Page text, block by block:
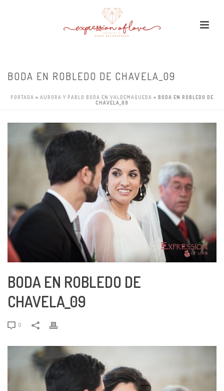
BODA EN ROBLEDO DE CHAVELA_09
PORTADA » AURORA Y PABLO BODA EN VALDEMAQUEDA » BODA EN ROBLEDO DE
CHAVELA_09
BODA EN ROBLEDO DE
CHAVELA_09
0